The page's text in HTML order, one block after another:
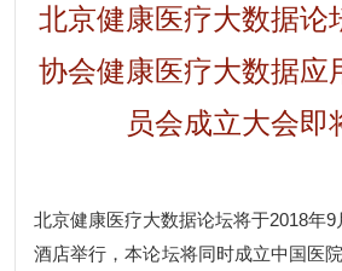
北京健康医疗大数据论
协会健康医疗大数据应
员会成立大会即
北京健康医疗大数据论坛将于2018年
酒店举行，本论坛将同时成立中国医